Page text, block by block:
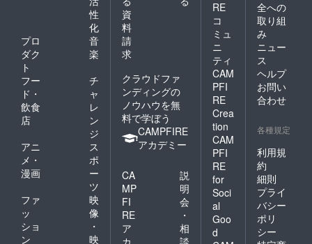
て、文
字数が
長すぎ
るもの
など掲
載に適
してい
ない場
合は別
途相談
いただ
があり
ます
してい
ない場
合は別
途相談
させて
いただ
くこと
があり
ます
性
化
プロ
ダク
ト
音
楽
フー
ド・
飲食
店
チ
ャ
レ
ン
ジ
アニ
メ・
漫画
ス
ポ
ー
ツ
ファ
ッ
ショ
ン
映
像
・
映
資
料
請
求
クラウドファ
ンディングの
ノウハウを無
料で学ぼう
CAMPFIRE
アカデミー
CA
MP
FI
RE
ア
カ
説
明
会
・
相
談
RE
コ
ミュ
ニ
ティ
CAM
PFI
RE
Crea
tion
CAM
PFI
RE
for
Soci
al
Goo
d
全への
取り組
み
ニュー
ス
ヘルプ
お問い
合わせ
各種規定
利用規
約
細則
プライ
バシー
ポリ
シー